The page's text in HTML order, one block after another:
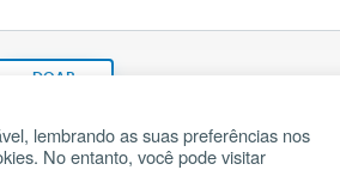
DOAR
João Paulo II Pedido de Oração
lembrando as suas preferências nos
No entanto, você pode visitar